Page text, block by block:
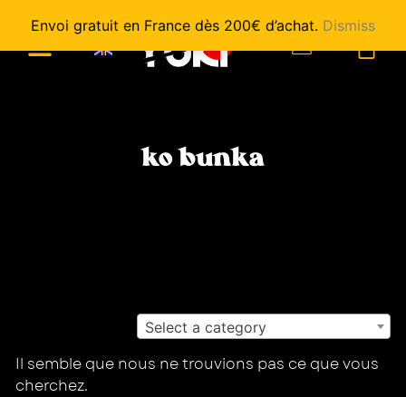
Envoi gratuit en France dès 200€ d’achat. Dismiss
ko bunka
Select a category
Il semble que nous ne trouvions pas ce que vous
cherchez.